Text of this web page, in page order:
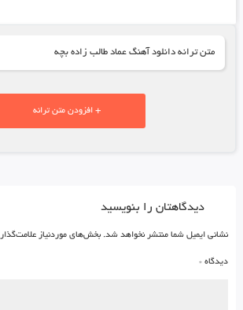
متن ترانه دانلود آهنگ عماد طالب زاده بچه
+ افزودن متن ترانه
دیدگاهتان را بنویسید
نشانی ایمیل شما منتشر نخواهد شد. بخش‌های موردنیاز
دیدگاه *